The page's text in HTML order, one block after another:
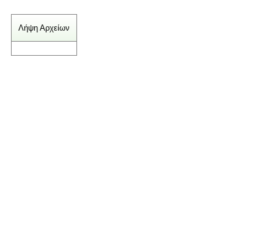
Λήψη Αρχείων